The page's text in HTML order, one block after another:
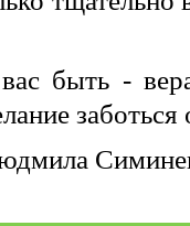
быть -
заботься